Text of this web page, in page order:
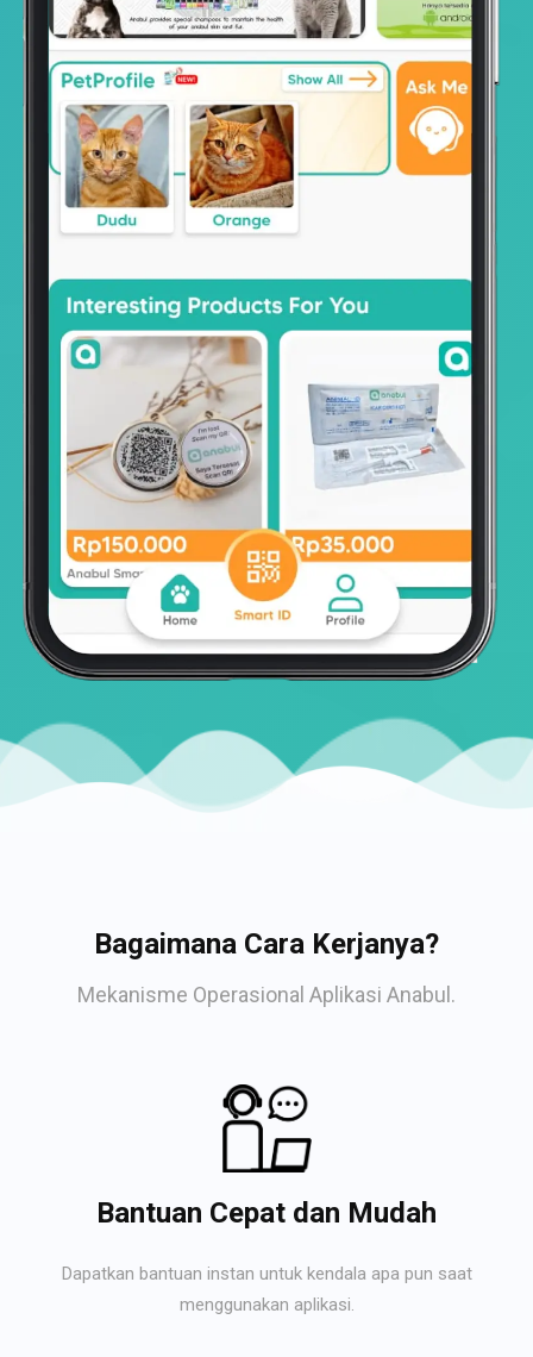
Bagaimana Cara Kerjanya?
Mekanisme Operasional Aplikasi Anabul.
Bantuan Cepat dan Mudah
Dapatkan bantuan instan untuk kendala apa pun saat
menggunakan aplikasi.